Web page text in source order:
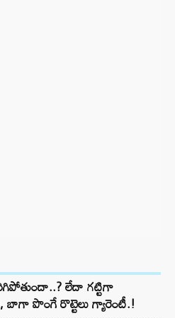
లేదా గట్టిగా
బాగా పొంగే రొట్టెలు గ్యారెంటీ.!